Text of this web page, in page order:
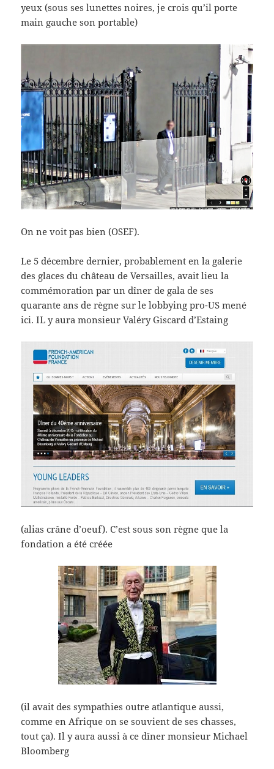
yeux (sous ses lunettes noires, je crois qu’il porte
main gauche son portable)
On ne voit pas bien (OSEF).
Le 5 décembre dernier, probablement en la galerie
des glaces du château de Versailles, avait lieu la
commémoration par un dîner de gala de ses
quarante ans de règne sur le lobbying pro-US mené
ici. IL y aura monsieur Valéry Giscard d’Estaing
(alias crâne d’oeuf). C’est sous son règne que la
fondation a été créée
(il avait des sympathies outre atlantique aussi,
comme en Afrique on se souvient de ses chasses,
tout ça). Il y aura aussi à ce dîner monsieur Michael
Bloomberg